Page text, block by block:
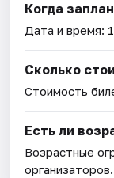
Когда
Дата и время:
Сколько
Стоимость
Есть ли
Возрастные
организаторов.